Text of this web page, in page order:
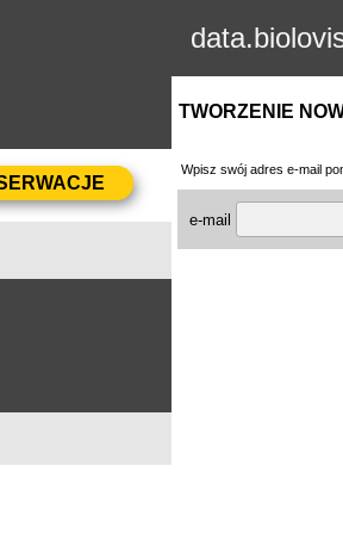
TWORZENIE
Wpisz swój adres e-mail
e-mail